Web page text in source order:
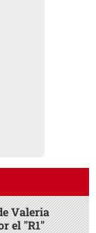
Valeria
el "R1"